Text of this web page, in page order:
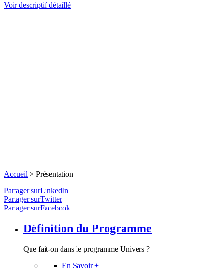
Voir descriptif détaillé
Accueil > Présentation
Partager surLinkedIn
Partager surTwitter
Partager surFacebook
Définition du Programme
Que fait-on dans le programme Univers ?
En Savoir +